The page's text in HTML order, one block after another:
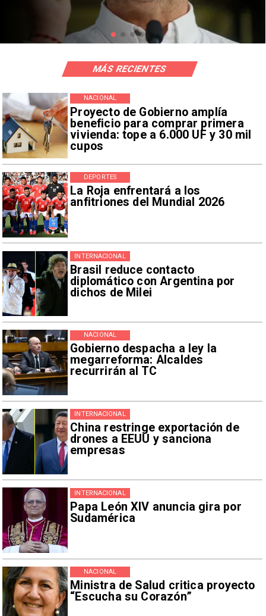
riesgos sísmicos
Proyecto de Gobierno amplía
beneficio para comprar primera
vivienda: tope a 6.000 UF y 30 mil
cupos
NACIONAL
La Roja enfrentará a los
anfitriones del Mundial 2026
DEPORTES
Brasil reduce contacto
diplomático con Argentina por
dichos de Milei
INTERNACIONAL
Gobierno despacha a ley la
megarreforma: Alcaldes
recurrirán al TC
NACIONAL
China restringe exportación de
drones a EEUU y sanciona
empresas
INTERNACIONAL
Papa León XIV anuncia gira por
Sudamérica
INTERNACIONAL
Ministra de Salud critica proyecto
“Escucha su Corazón”
NACIONAL
MÁS RECIENTES